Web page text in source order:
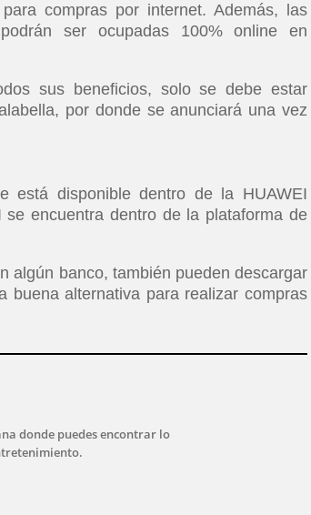
compras por internet. Además, las
ser ocupadas 100% online en
sus beneficios, solo se debe estar
por donde se anunciará una vez
está disponible dentro de la HUAWEI
encuentra dentro de la plataforma de
algún banco, también pueden descargar
buena alternativa para realizar compras
donde puedes encontrar lo